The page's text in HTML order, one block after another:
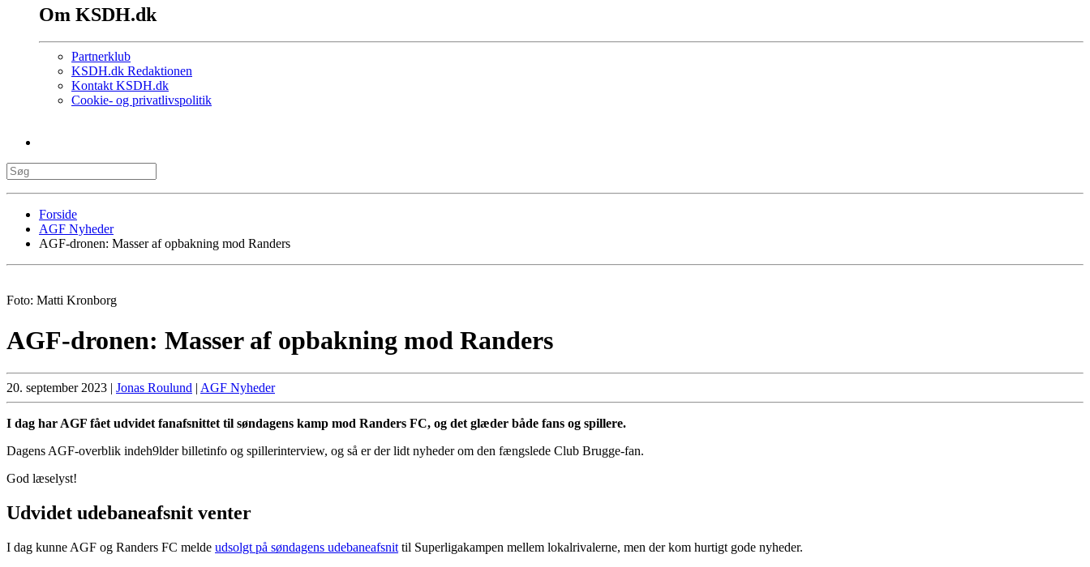
Om KSDH.dk
Partnerklub
KSDH.dk Redaktionen
Kontakt KSDH.dk
Cookie- og privatlivspolitik
Forside
AGF Nyheder
AGF-dronen: Masser af opbakning mod Randers
Foto: Matti Kronborg
AGF-dronen: Masser af opbakning mod Randers
20. september 2023 | Jonas Roulund | AGF Nyheder
I dag har AGF fået udvidet fanafsnittet til søndagens kamp mod Randers FC, og det glæder både fans og spillere.
Dagens AGF-overblik indeh9lder billetinfo og spillerinterview, og så er der lidt nyheder om den fængslede Club Brugge-fan.
God læselyst!
Udvidet udebaneafsnit venter
I dag kunne AGF og Randers FC melde udsolgt på søndagens udebaneafsnit til Superligakampen mellem lokalrivalerne, men der kom hurtigt gode nyheder.